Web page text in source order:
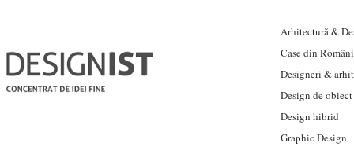
Arhitectură &
Case din
Designeri &
Design de obiect
Design hibrid
Graphic Design